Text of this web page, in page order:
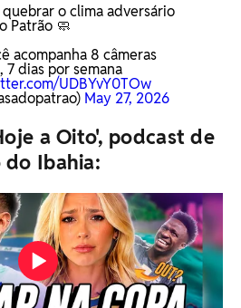
o clima adversário
Patrão 🧼
acompanha 8 câmeras
dias por semana
UDBYvY0TOw
May 27, 2026
a Oito', podcast de
Ibahia: